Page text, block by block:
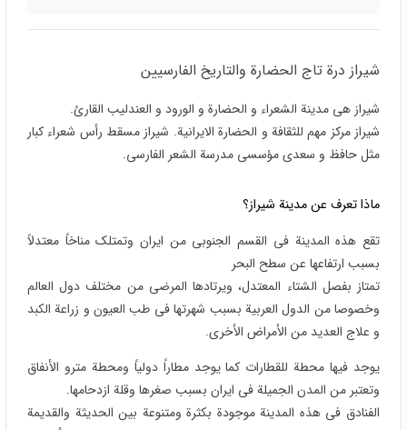
شیراز درة تاج الحضارة والتاریخ الفارسیین
شیراز هی مدینة الشعراء و الحضارة و الورود و العندلیب القارئ.
شیراز مرکز مهم للثقافة و الحضارة الایرانیة. شیراز مسقط رأس شعراء کبار
مثل حافظ و سعدی مؤسسی مدرسة الشعر الفارسی.
ماذا تعرف عن مدینة شیراز؟
تقع هذه المدینة فی القسم الجنوبی من ایران وتمتلک مناخاً معتدلاً
بسبب ارتفاعها عن سطح البحر
تمتاز بفصل الشتاء المعتدل، ویرتادها المرضى من مختلف دول العالم
وخصوصا من الدول العربیة بسبب شهرتها فی طب العیون و زراعة الکبد
و علاج العدید من الأمراض الأخرى.
یوجد فیها محطة للقطارات کما یوجد مطاراً دولیاً ومحطة مترو الأنفاق
وتعتبر من المدن الجمیلة فی ایران بسبب صغرها وقلة ازدحامها.
الفنادق فی هذه المدینة موجودة بکثرة ومتنوعة بین الحدیثة والقدیمة